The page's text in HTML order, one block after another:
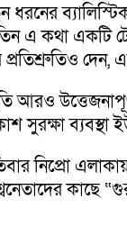
এ কথা
প্রতিশ্রুতিও
আরও
সুরক্ষা ব্যবস্থা
নিপ্রো এলাকায়
কাছে